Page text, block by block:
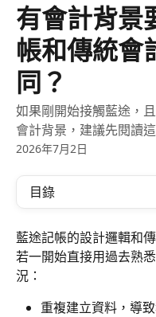
有會計背景
帳和傳統會
同？
如果剛開始接觸藍途，
會計背景，建議先閱讀
2026年7月2日
目錄
藍途記帳的設計邏輯和
若一開始直接用過去熟
況：
重複建立資料，導